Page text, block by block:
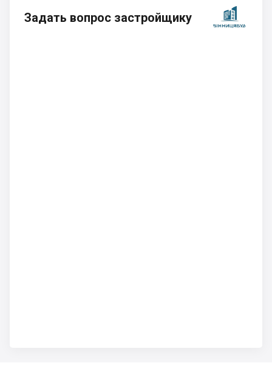
Задать вопрос застройщику